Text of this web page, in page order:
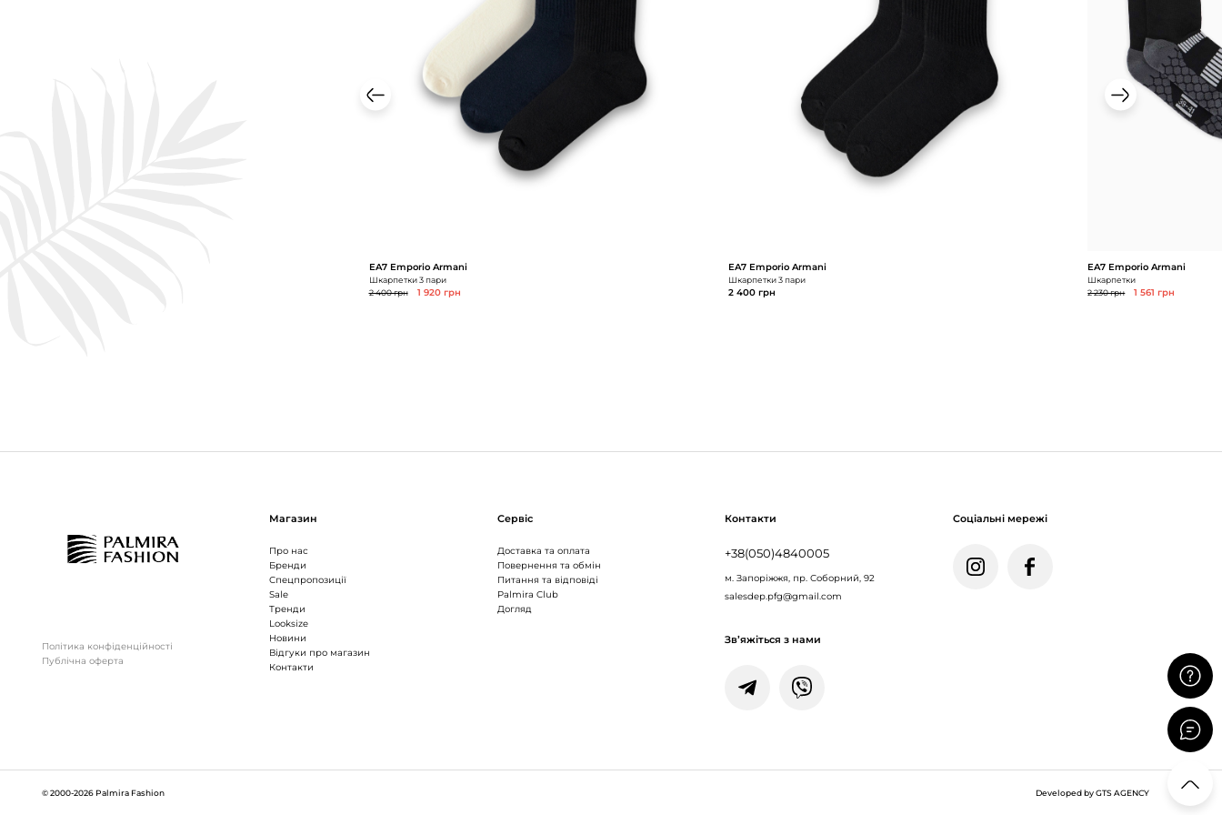
EA7 Emporio Armani
Шкарпетки 3 пари
2 400 грн
1 920 грн
EA7 Emporio Armani
Шкарпетки 3 пари
2 400 грн
EA7 Emporio Armani
Шкарпетки
2 230 грн
1 561 грн
Політика конфіденційності
Публічна оферта
Магазин
Про нас
Бренди
Спецпропозиції
Sale
Тренди
Looksize
Новини
Відгуки про магазин
Контакти
Сервіс
Доставка та оплата
Повернення та обмін
Питання та відповіді
Palmira Club
Догляд
Контакти
+38(050)4840005
м. Запоріжжя, пр. Соборний, 92
salesdep.pfg@gmail.com
Зв’яжіться з нами
Соціальні мережі
© 2000-2026 Palmira Fashion Developed by GTS AGENCY